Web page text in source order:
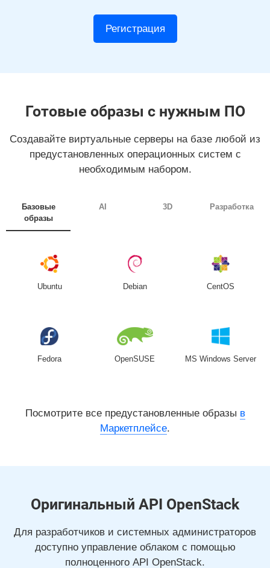
Регистрация
Готовые образы с нужным ПО
Создавайте виртуальные серверы на базе любой из
предустановленных операционных систем с
необходимым набором.
Базовые
образы
AI 3D Разработка
Ubuntu Debian CentOS
Fedora OpenSUSE MS Windows Server
Посмотрите все предустановленные образы в
Маркетплейсе.
Оригинальный API OpenStack
Для разработчиков и системных администраторов
доступно управление облаком с помощью
полноценного API OpenStack.